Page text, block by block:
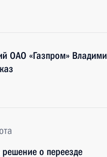
ОАО «Газпром»
решение о переезде